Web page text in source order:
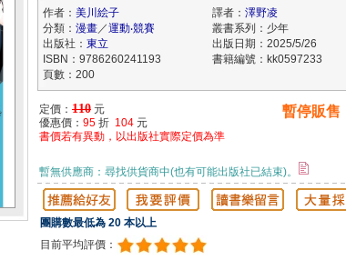
作者： 美川絵子 譯者： 澤野凌
分類： 漫畫／運動‧競賽
叢書系列：少年
出版社： 東立
出版日期：2025/5/26
ISBN：9786260241193
書籍編號：kk0597233
頁數：200
定價： 110 元
優惠價： 95 折 104 元
書價若有異動，以出版社實際定價為準
暫停販售
暫無供應商：尋找供貨商中(也有可能出版社已結束)。
團購數最低為 20 本以上
目前平均評價：